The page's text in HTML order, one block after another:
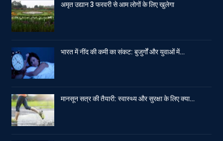
अमृत उद्यान 3 फरवरी से आम लोगों के लिए खुलेगा
भारत में नींद की कमी का संकट: बुजुर्गों और युवाओं में…
मानसून सत्र की तैयारी: स्वास्थ्य और सुरक्षा के लिए क्या…